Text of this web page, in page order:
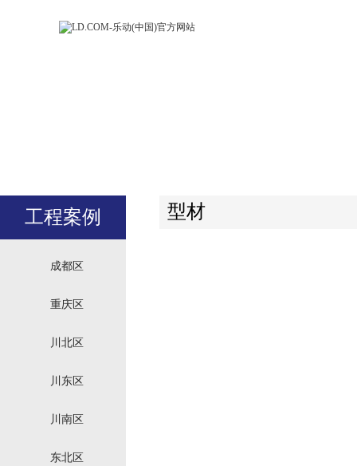
工程案例
成都区
重庆区
川北区
川东区
川南区
东北区
型材